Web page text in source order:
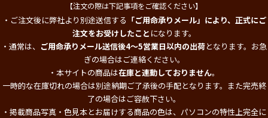
【注文の際は下記事項をご確認ください】
・ご注文後に弊社より別途送信する 「ご用命承りメール」により、正式にご
注文をお受けしたこと になります。
・通常は、 ご用命承りメール送信後4～5営業日以内の出荷となります。お急
ぎの場合はご連絡ください。
・本サイトの商品は在庫と連動しておりません。
一時的な在庫切れの場合は別途納期ご了承後の手配となります。また完売終
了の場合はご容赦下さい。
・掲載商品写真・色見本とお届けする商品の色は、パソコンの特性上完全に